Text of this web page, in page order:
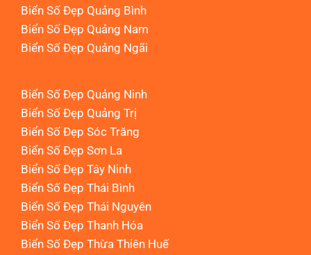
Biển Số Đẹp Quảng Bình
Biển Số Đẹp Quảng Nam
Biển Số Đẹp Quảng Ngãi
Biển Số Đẹp Quảng Ninh
Biển Số Đẹp Quảng Trị
Biển Số Đẹp Sóc Trăng
Biển Số Đẹp Sơn La
Biển Số Đẹp Tây Ninh
Biển Số Đẹp Thái Bình
Biển Số Đẹp Thái Nguyên
Biển Số Đẹp Thanh Hóa
Biển Số Đẹp Thừa Thiên Huế